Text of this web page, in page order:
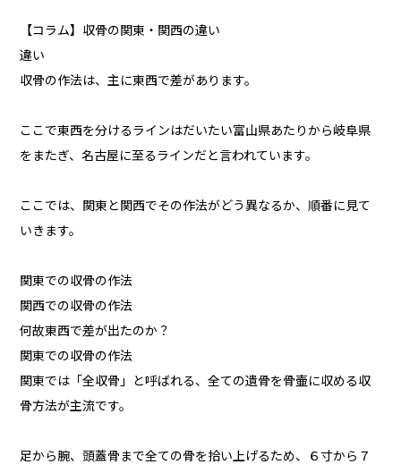
【コラム】収骨の関東・関西の違い
違い
収骨の作法は、主に東西で差があります。
ここで東西を分けるラインはだいたい富山県あたりから岐阜県
をまたぎ、名古屋に至るラインだと言われています。
ここでは、関東と関西でその作法がどう異なるか、順番に見て
いきます。
関東での収骨の作法
関西での収骨の作法
何故東西で差が出たのか？
関東での収骨の作法
関東では「全収骨」と呼ばれる、全ての遺骨を骨壷に収める収
骨方法が主流です。
足から腕、頭蓋骨まで全ての骨を拾い上げるため、６寸から７